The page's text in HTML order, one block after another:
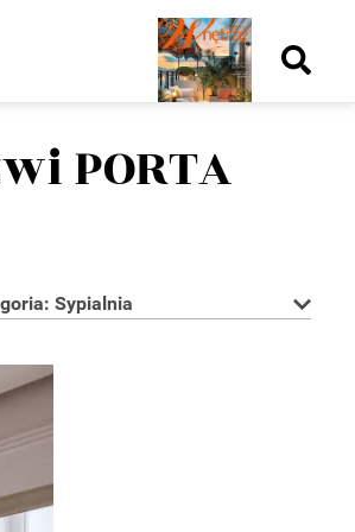
Nowy
numer
Wydanie papieroweWydanie cyfrowe
PORTA
Sypialnia